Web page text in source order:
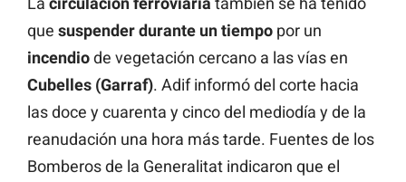
que suspender durante un tiempo por un
incendiode vegetación cercano a las vías en
Cubelles (Garraf). Adif informó del corte hacia
las doce y cuarenta y cinco del mediodía y de la
reanudación una hora más tarde. Fuentes de los
Bomberos de la Generalitat indicaron que el